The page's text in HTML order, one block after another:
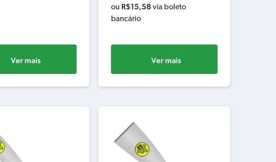
Ver mais
ou R$15,58 via boleto
bancário
Ver mais